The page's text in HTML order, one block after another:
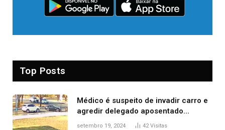
Top Posts
Médico é suspeito de invadir carro e
agredir delegado aposentado
durante confusão no trânsito
setembro 19, 2024 42Visitas